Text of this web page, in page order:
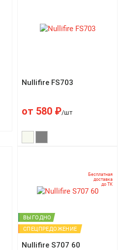
Nullifire FS703
от 580 ₽/шт
ВЫГОДНО
СПЕЦПРЕДОЖЕНИЕ
Бесплатная
доставка
до ТК
Nullifire S707 60